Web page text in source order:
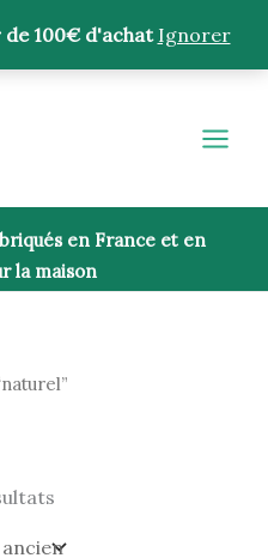
100€ d'achat Ignorer
en France et en
la maison